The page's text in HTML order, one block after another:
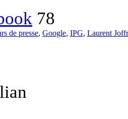
78
de presse, Google, IPG, Laurent